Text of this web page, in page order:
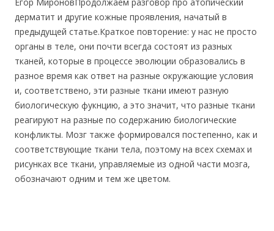
Егор МироновПродолжаем разговор про атопический
дерматит и другие кожные проявления, начатый в
предыдущей статье.Краткое повторение: у нас не просто
органы в теле, они почти всегда состоят из разных
тканей, которые в процессе эволюции образовались в
разное время как ответ на разные окружающие условия
и, соответствено, эти разные ткани имеют разную
биологическую фукнцию, а это значит, что разные ткани
реагируют на разные по содержанию биологические
конфликты. Мозг также формировался постепенно, как и
соответствующие ткани тела, поэтому на всех схемах и
рисунках все ткани, управляемые из одной части мозга,
обозначают одним и тем же цветом.